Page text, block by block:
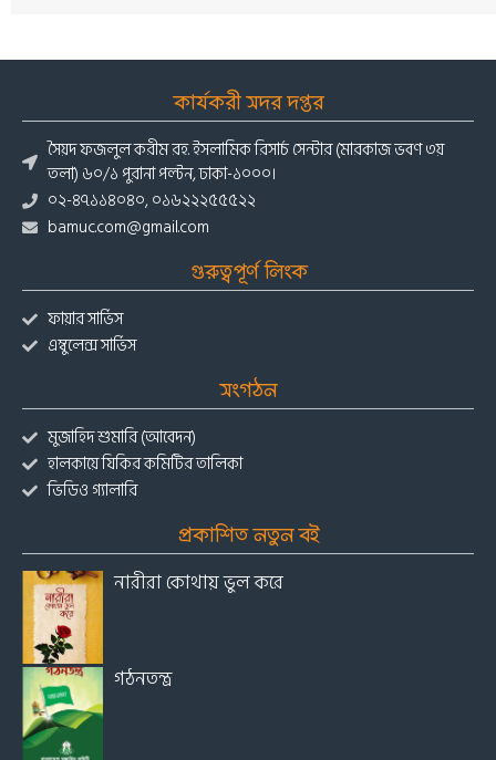
কার্যকরী সদর দপ্তর
সৈয়দ ফজলুল করীম রহ. ইসলামিক রিসার্চ সেন্টার (মারকাজ ভবণ ৩য়
তলা) ৬০/১ পুরানা পল্টন, ঢাকা-১০০০।
০২-৪৭১১৪০৪০, ০১৬২২২৫৫৫২২
bamuc.com@gmail.com
গুরুত্বপূর্ণ লিংক
ফায়ার সার্ভিস
এম্বুলেন্স সার্ভিস
সংগঠন
মুজাহিদ শুমারি (আবেদন)
হালকায়ে যিকির কমিটির তালিকা
ভিডিও গ্যালারি
প্রকাশিত নতুন বই
নারীরা কোথায় ভুল করে
গঠনতন্ত্র